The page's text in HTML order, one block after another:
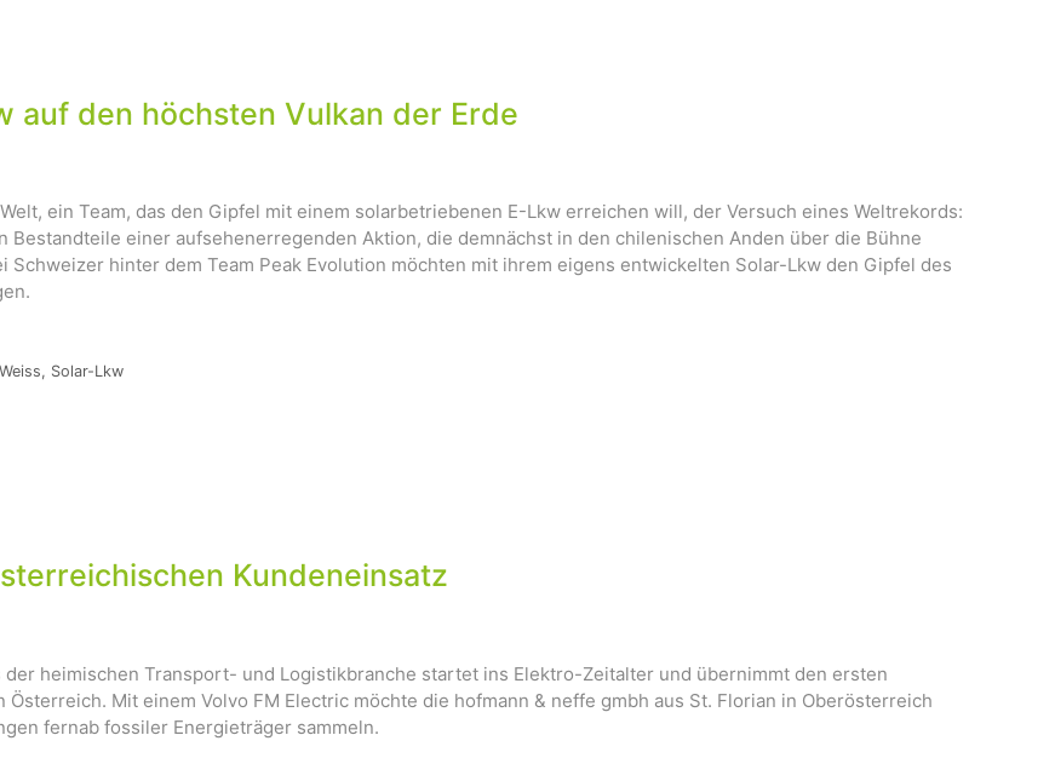
auf den höchsten Vulkan der Erde
ein Team, das den Gipfel mit einem solarbetriebenen E-Lkw erreichen will, der Versuch eines Weltrekords:
Bestandteile einer aufsehenerregenden Aktion, die demnächst in den chilenischen Anden über die Bühne
Schweizer hinter dem Team Peak Evolution möchten mit ihrem eigens entwickelten Solar-Lkw den Gipfel des
, Solar-Lkw
Kundeneinsatz
der heimischen Transport- und Logistikbranche startet ins Elektro-Zeitalter und übernimmt den ersten
Mit einem Volvo FM Electric möchte die hofmann & neffe gmbh aus St. Florian in Oberösterreich
fernab fossiler Energieträger sammeln.